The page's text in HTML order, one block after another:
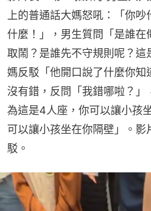
上的普通話大媽怒吼：「你
什麼！」，男生質問「是誰在
取鬧？是誰先不守規則呢？
媽反駁「他開口說了什麼你知
沒有錯，反問「我錯哪啦？」
為這是4人座，你可以讓小孩
可以讓小孩坐在你隔壁」。影
駁。